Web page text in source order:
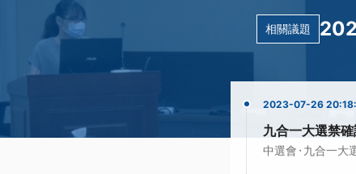
相關議題
2023-07-26
九合一大選禁
中選會 · 九合一大